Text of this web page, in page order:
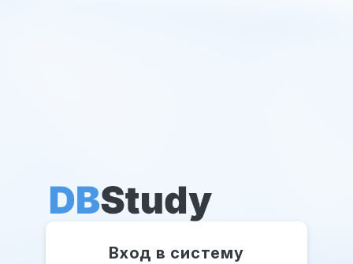
Вход в систему